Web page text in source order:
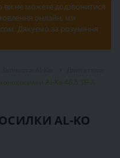
ви не можете додзвонитися
онлайн, ми
Дякуємо за розуміння
Al-Ko 46.5 SP-A
AL-KO